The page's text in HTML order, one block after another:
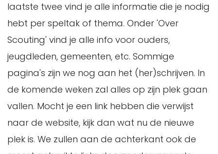
laatste twee vind je alle informatie die je nodig
hebt per speltak of thema. Onder 'Over
Scouting' vind je alle info voor ouders,
jeugdleden, gemeenten, etc. Sommige
pagina's zijn we nog aan het (her)schrijven. In
de komende weken zal alles op zijn plek gaan
vallen. Mocht je een link hebben die verwijst
naar de website, kijk dan wat nu de nieuwe
plek is. We zullen aan de achterkant ook de